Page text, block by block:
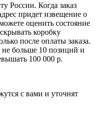
России. Когда заказ
придет извещение о
оценить состояние
коробку
после оплаты заказа.
больше 10 позиций и
100 000 р.
с вами и уточнят